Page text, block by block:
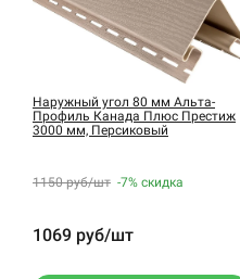
Наружный угол 80 мм Альта-
Профиль Канада Плюс Престиж
3000 мм, Персиковый
1150 руб/шт -7% скидка
1069 руб/шт